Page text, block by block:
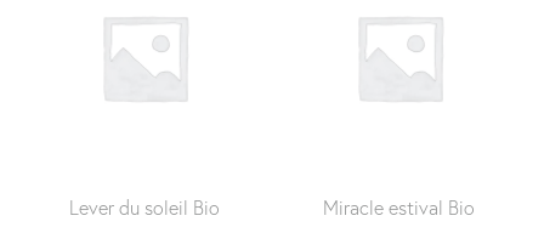
Lever du soleil Bio Miracle estival Bio